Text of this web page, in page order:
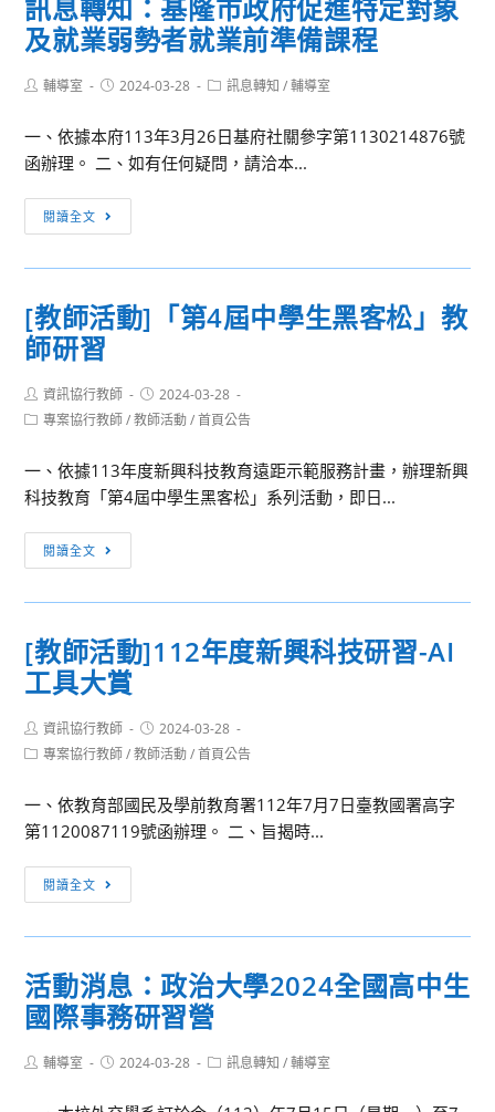
府
2024
涯
索
體
驗
訊息轉知：基隆市政府促進特定對象
及就業弱勢者就業前準備課程
Post輔導室
Post2024-03-28
Post訊息轉知 / 輔導室
一、依據本府113年3月26日基府社關參字第1130214876號
函辦理。 二、如有任何疑問，請洽本...
閱讀全文
息
轉
基
政
府
進
特
定
及
就
業
弱
者
業
前
備
課
[教師活動]「第4屆中學生黑客松」教
師研習
Post
author:
資訊協行教師
Post
published:
2024-03-28
Post專案協行教師 / 教師活動 / 首頁公告
一、依據113年度新興科技教育遠距示範服務計畫，辦理新興
科技教育「第4屆中學生黑客松」系列活動，即日...
閱讀全文
師
活
「第
4
中
學
黑
客
松」
研
[教師活動]112年度新興科技研習-AI
工具大賞
Post
author:
資訊協行教師
Post
published:
2024-03-28
Post專案協行教師 / 教師活動 / 首頁公告
一、依教育部國民及學前教育署112年7月7日臺教國署高字
第1120087119號函辦理。 二、旨揭時...
閱讀全文
師
活
年
度
興
活動消息：政治大學2024全國高中生
國際事務研習營
Post輔導室
Post2024-03-28
Post訊息轉知 / 輔導室